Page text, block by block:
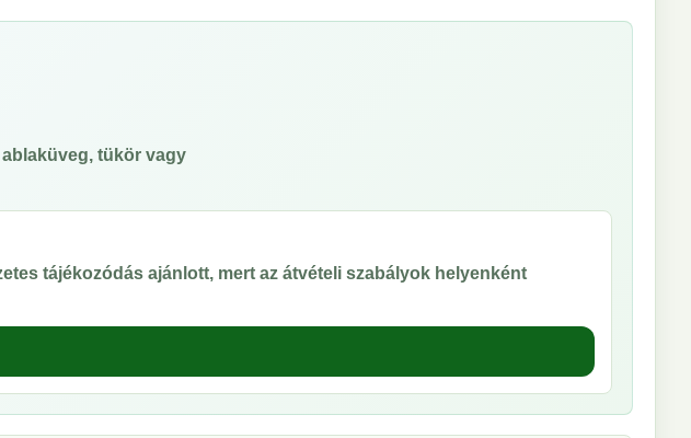
tükör vagy
tájékozódás ajánlott, mert az átvételi szabályok helyenként